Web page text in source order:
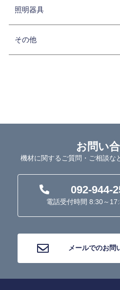
照明器具
その他
お問い
機材に関するご質問・ご相談な
092-944-
電話受付時間 8:30～
メールでのお問